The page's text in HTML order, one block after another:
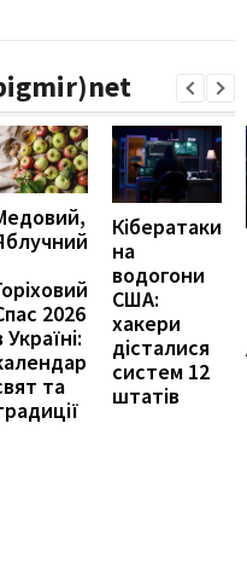
2026
Україні:
та
Кібератаки
на
водогони
США:
хакери
дісталися
систем 12
штатів